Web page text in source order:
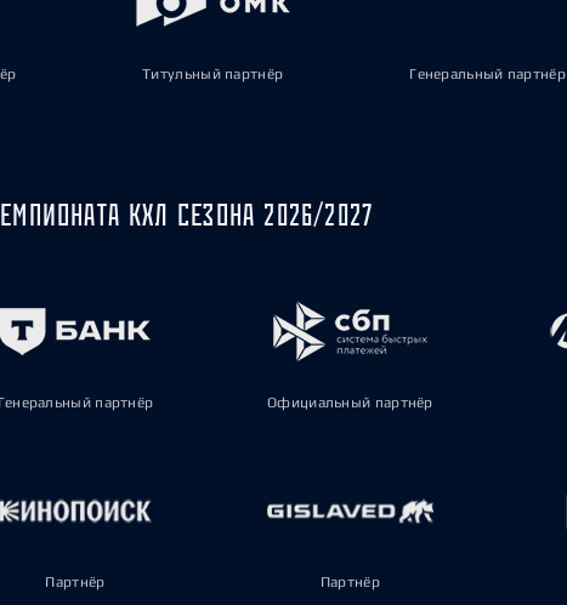
Титульный партнёр Генеральный партнёр
КХЛ СЕЗОНА 2026/2027
Генеральный партнёр Официальный партнёр
Партнёр Партнёр